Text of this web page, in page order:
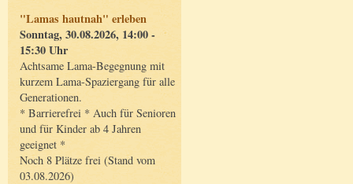
"Lamas hautnah" erleben
Sonntag, 30.08.2026, 14:00 -
15:30 Uhr
Achtsame Lama-Begegnung mit
kurzem Lama-Spaziergang für alle
Generationen.
* Barrierefrei * Auch für Senioren
und für Kinder ab 4 Jahren
geeignet *
Noch 8 Plätze frei (Stand vom
03.08.2026)